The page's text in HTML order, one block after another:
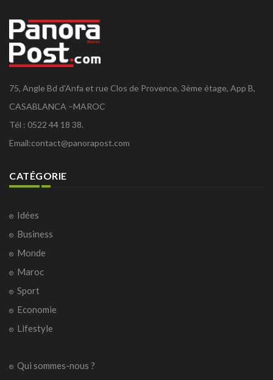
75, Angle Bd d'Anfa et rue Clos de Provence, 3ème étage, App B,
CASABLANCA –MAROC
Tél : 0522 44 18 38.
Email:contact@panorapost.com
CATÉGORIE
Idées
Business
Monde
Maroc
Sport
Economie
Lifestyle
Qui sommes-nous ?